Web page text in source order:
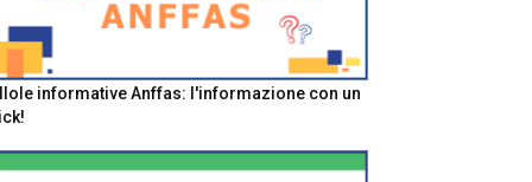
informative Anffas: l'informazione con un